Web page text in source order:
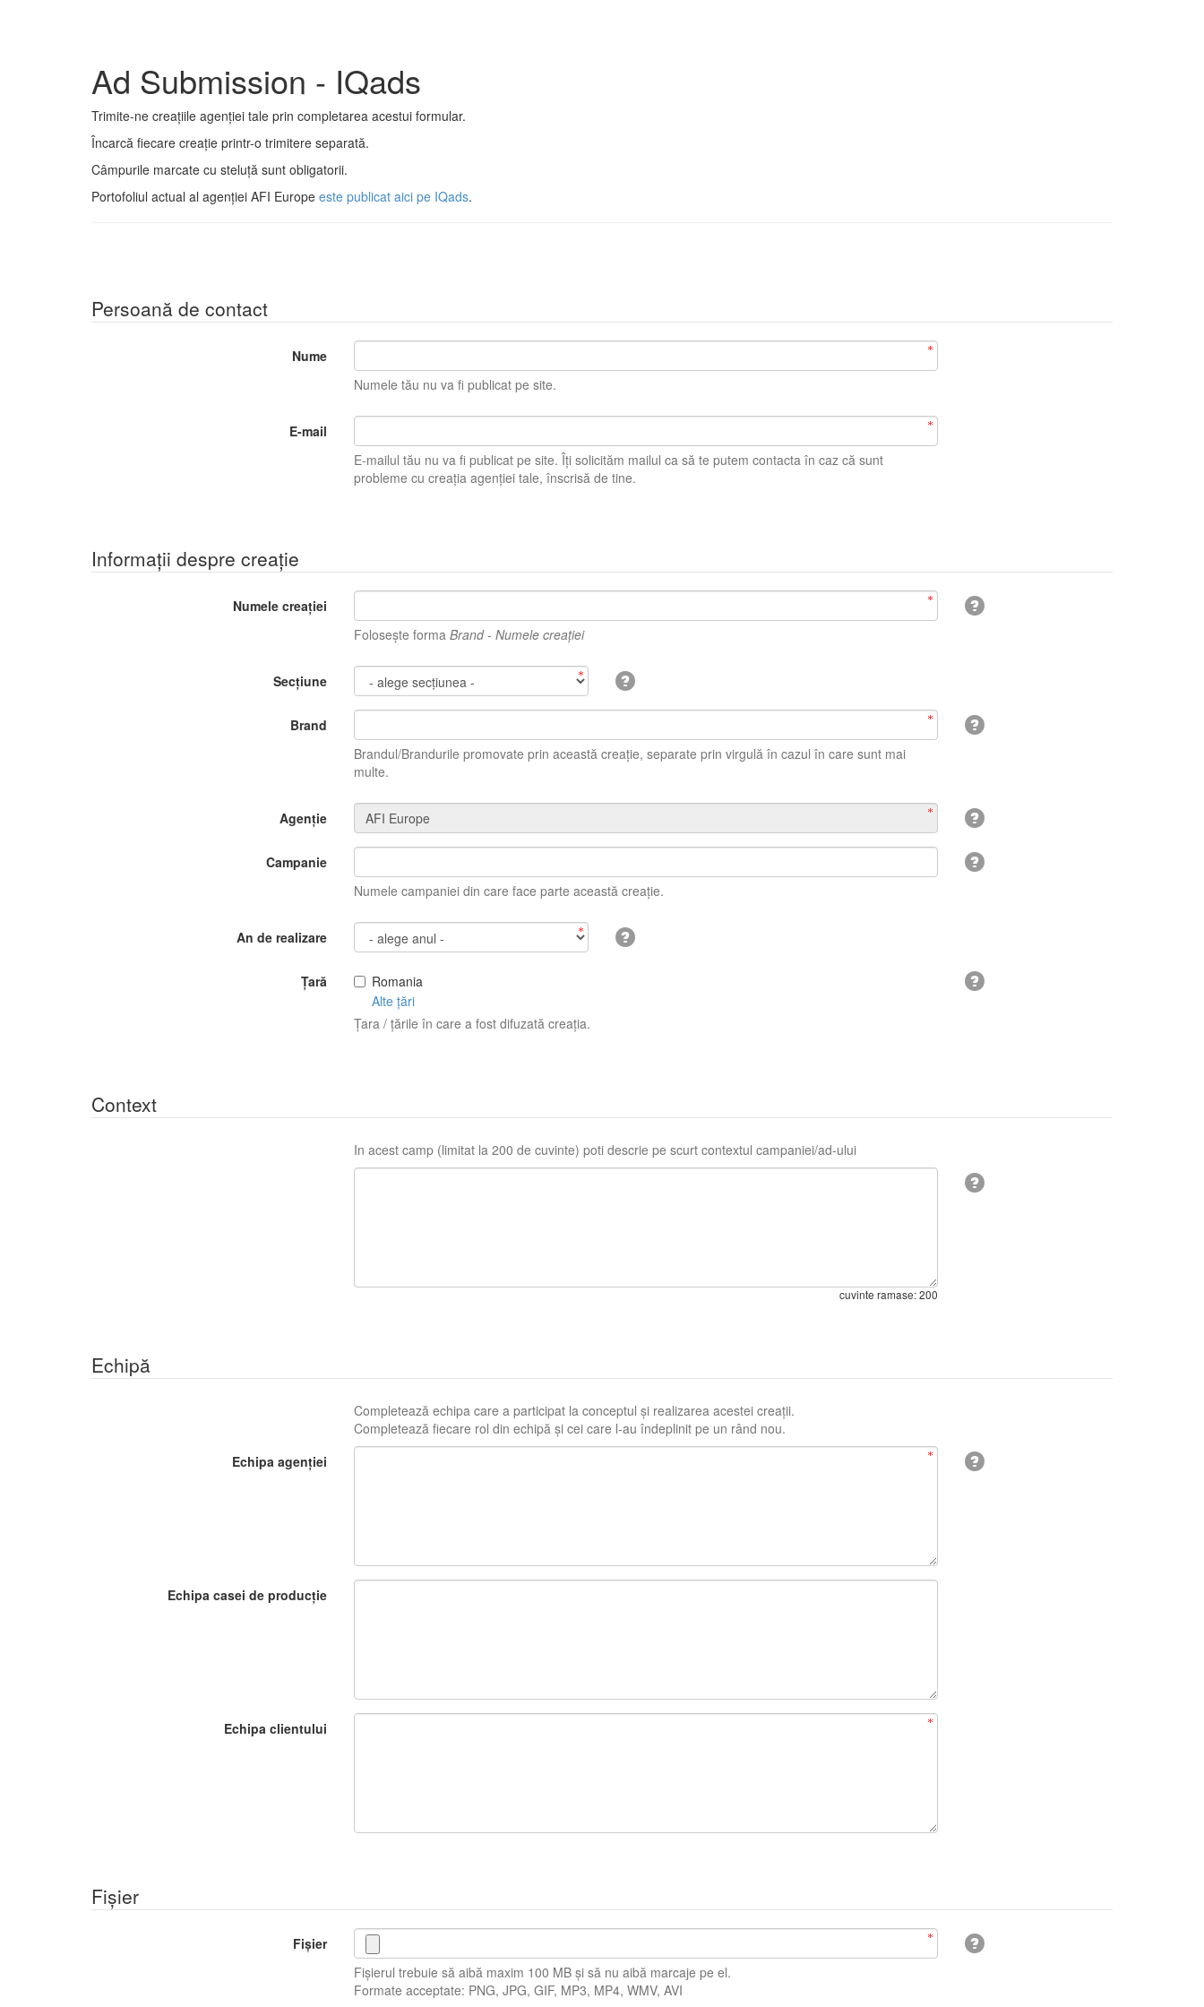
Ad Submission - IQads
Trimite-ne creațiile agenției tale prin completarea acestui formular.
Încarcă fiecare creație printr-o trimitere separată.
Câmpurile marcate cu steluță sunt obligatorii.
Portofoliul actual al agenției AFI Europe este publicat aici pe IQads.
Persoană de contact
Nume
Numele tău nu va fi publicat pe site.
E-mail
E-mailul tău nu va fi publicat pe site. Îți solicităm mailul ca să te putem contacta în caz că sunt
probleme cu creația agenției tale, înscrisă de tine.
Informații despre creație
Numele creației
Folosește forma Brand - Numele creației
Secțiune
Brand
Brandul/Brandurile promovate prin această creație, separate prin virgulă în cazul în care sunt mai
multe.
Agenție
Campanie
Numele campaniei din care face parte această creație.
An de realizare
Țară
Romania
Alte țări
Țara / țările în care a fost difuzată creația.
Context
In acest camp (limitat la 200 de cuvinte) poti descrie pe scurt contextul campaniei/ad-ului
cuvinte ramase:200
Echipă
Completează echipa care a participat la conceptul și realizarea acestei creații.
Completează fiecare rol din echipă și cei care l-au îndeplinit pe un rând nou.
Echipa agenției
Echipa casei de producție
Echipa clientului
Fișier
Fișier
Fișierul trebuie să aibă maxim 100 MB și să nu aibă marcaje pe el.
Formate acceptate: PNG, JPG, GIF, MP3, MP4, WMV, AVI